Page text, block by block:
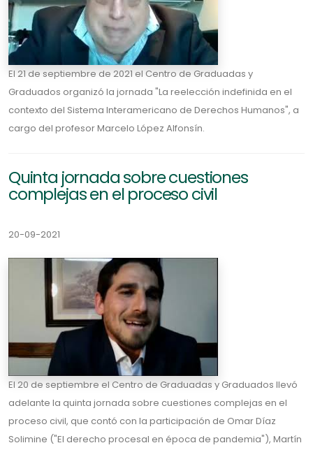
El 21 de septiembre de 2021 el Centro de Graduadas y
Graduados organizó la jornada "La reelección indefinida en el
contexto del Sistema Interamericano de Derechos Humanos", a
cargo del profesor Marcelo López Alfonsín.
Quinta jornada sobre cuestiones
complejas en el proceso civil
20-09-2021
El 20 de septiembre el Centro de Graduadas y Graduados llevó
adelante la quinta jornada sobre cuestiones complejas en el
proceso civil, que contó con la participación de Omar Díaz
Solimine ("El derecho procesal en época de pandemia"), Martín